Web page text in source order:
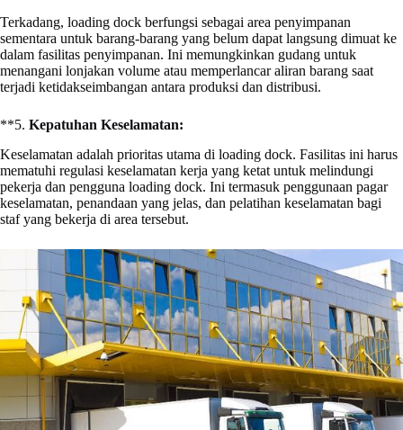
Terkadang, loading dock berfungsi sebagai area penyimpanan
sementara untuk barang-barang yang belum dapat langsung dimuat ke
dalam fasilitas penyimpanan. Ini memungkinkan gudang untuk
menangani lonjakan volume atau memperlancar aliran barang saat
terjadi ketidakseimbangan antara produksi dan distribusi.
**5. Kepatuhan Keselamatan:
Keselamatan adalah prioritas utama di loading dock. Fasilitas ini harus
mematuhi regulasi keselamatan kerja yang ketat untuk melindungi
pekerja dan pengguna loading dock. Ini termasuk penggunaan pagar
keselamatan, penandaan yang jelas, dan pelatihan keselamatan bagi
staf yang bekerja di area tersebut.